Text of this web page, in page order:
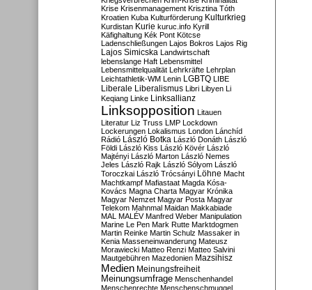
Krise Krisenmanagement Krisztina Tóth
Kroatien Kuba Kulturförderung Kulturkrieg
Kurdistan Kurie kuruc.info Kyrill
Käfighaltung Kék Pont Kötcse
Ladenschließungen Lajos Bokros Lajos Rig
Lajos Simicska Landwirtschaft
lebenslange Haft Lebensmittel
Lebensmittelqualität Lehrkräfte Lehrplan
Leichtathletik-WM Lenin LGBTQ LIBE
Liberale Liberalismus Libri Libyen Li
Keqiang Linke Linksallianz
Linksopposition Litauen
Literatur Liz Truss LMP Lockdown
Lockerungen Lokalismus London Lánchíd
Rádió
László Botka László Donáth László
Földi László Kiss László Kövér László
Majtényi László Marton László Nemes
Jeles László Rajk László Sólyom László
Toroczkai László Trócsányi Löhne Macht
Machtkampf Mafiastaat Magda Kósa-
Kovács Magna Charta Magyar Krónika
Magyar Nemzet Magyar Posta Magyar
Telekom Mahnmal Maidan Makkabiade
MAL MALÉV Manfred Weber Manipulation
Marine Le Pen Mark Rutte Marktdogmen
Martin Reinke Martin Schulz Massaker in
Kenia Masseneinwanderung Mateusz
Morawiecki Matteo Renzi Matteo Salvini
Mautgebühren Mazedonien Mazsihisz
Medien Meinungsfreiheit
Meinungsumfrage Menschenhandel
Menschenrechte Menschenschmuggel